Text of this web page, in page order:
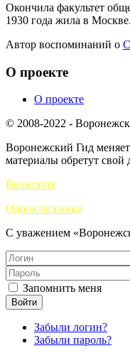
Окончила факультет
1930 года жила в Москве.
Автор воспоминаний о
О проекте
О проекте
© 2008-2022 -
Воронежский Гид
материалы обретут свой
Вконтакте
Одноклассники
С уважением
Запомнить меня
Войти
Забыли логин?
Забыли пароль?